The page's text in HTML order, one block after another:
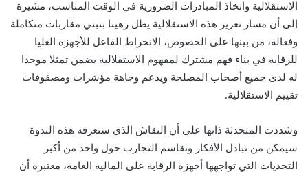
الاستقلالية واتخاذ المبادرات الضرورية في الوقت المناسب، مشيرة
إلى أن مسار تعزيز هذه الاستقلالية يظل رهينا بتبني مقاربات متكاملة
وفعالة، من بينها على الخصوص، الانخراط الفاعل للأجهزة العليا
للرقابة في بناء فهم مشترك لمفهوم الاستقلالية يضمن تمثلا موحدا
له لدى جميع أصحاب المصلحة ويدعم وجاهة مؤشرات ومصفوفات
تقييم الاستقلالية.
وشددت المتحدثة ذاتها على أن النقاش الذي ستعرفه هذه الندوة
سيمكن من تبادل الأفكار وتقاسم التجارب حول واحد من أكبر
التحديات التي تواجهها أجهزة الرقابة على المالية العامة، معتبرة أن